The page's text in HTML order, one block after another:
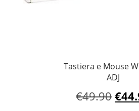
Tastiera e Mouse
ADJ
€49.90 Il
€